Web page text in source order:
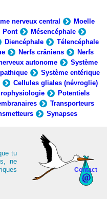
nerveux central
Moelle
Pont
Mésencéphale
Diencéphale
Télencéphale
Nerfs crâniens
Nerfs
autonome
Système
Système entérique
Cellules gliales (névroglie)
Potentiels
Transporteurs
Synapses
Contact
tu
ne